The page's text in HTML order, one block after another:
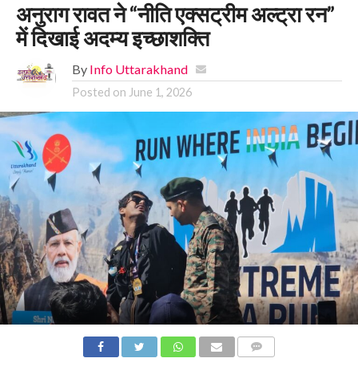
अनुराग रावत ने “नीति एक्सट्रीम अल्ट्रा रन”
में दिखाई अदम्य इच्छाशक्ति
By Info Uttarakhand
Posted on June 1, 2026